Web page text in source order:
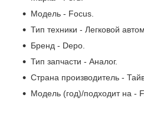
Модель - Focus.
Тип техники - Легковой
Бренд - Depo.
Тип запчасти - Аналог.
Страна производитель -
Модель (год)/подходит на -